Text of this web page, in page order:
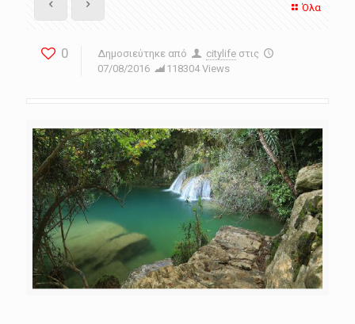
Όλα
0 Δημοσιεύτηκε από citylife στις
07/08/2016
118304 Views